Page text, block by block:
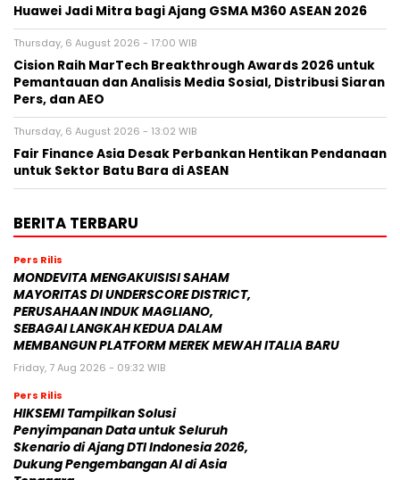
Huawei Jadi Mitra bagi Ajang GSMA M360 ASEAN 2026
Thursday, 6 August 2026 - 17:00 WIB
Cision Raih MarTech Breakthrough Awards 2026 untuk
Pemantauan dan Analisis Media Sosial, Distribusi Siaran
Pers, dan AEO
Thursday, 6 August 2026 - 13:02 WIB
Fair Finance Asia Desak Perbankan Hentikan Pendanaan
untuk Sektor Batu Bara di ASEAN
BERITA TERBARU
Pers Rilis
MONDEVITA MENGAKUISISI SAHAM
MAYORITAS DI UNDERSCORE DISTRICT,
PERUSAHAAN INDUK MAGLIANO,
SEBAGAI LANGKAH KEDUA DALAM
MEMBANGUN PLATFORM MEREK MEWAH ITALIA BARU
Friday, 7 Aug 2026 - 09:32 WIB
Pers Rilis
HIKSEMI Tampilkan Solusi
Penyimpanan Data untuk Seluruh
Skenario di Ajang DTI Indonesia 2026,
Dukung Pengembangan AI di Asia